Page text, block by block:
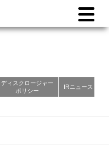
ディスクロージャー
ポリシー
IRニュース